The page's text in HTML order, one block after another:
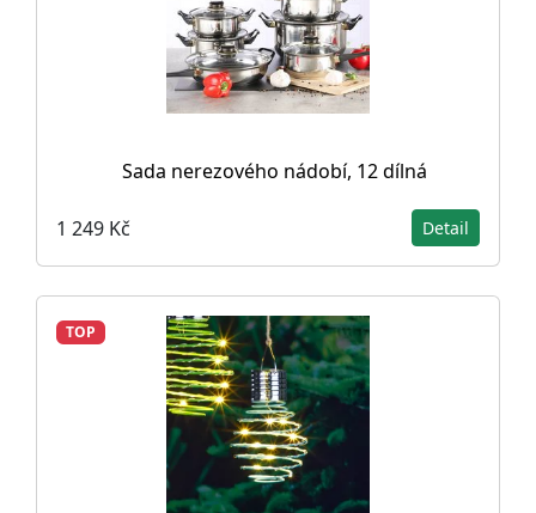
Sada nerezového nádobí, 12 dílná
1 249 Kč Detail
TOP